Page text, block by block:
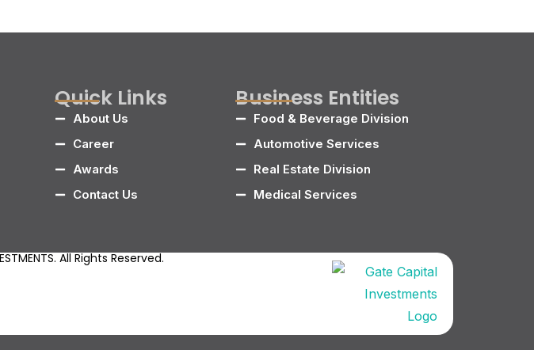
Quick Links
About Us
Career
Awards
Contact Us
Business Entities
Food & Beverage Division
Automotive Services
Real Estate Division
Medical Services
All Rights Reserved.